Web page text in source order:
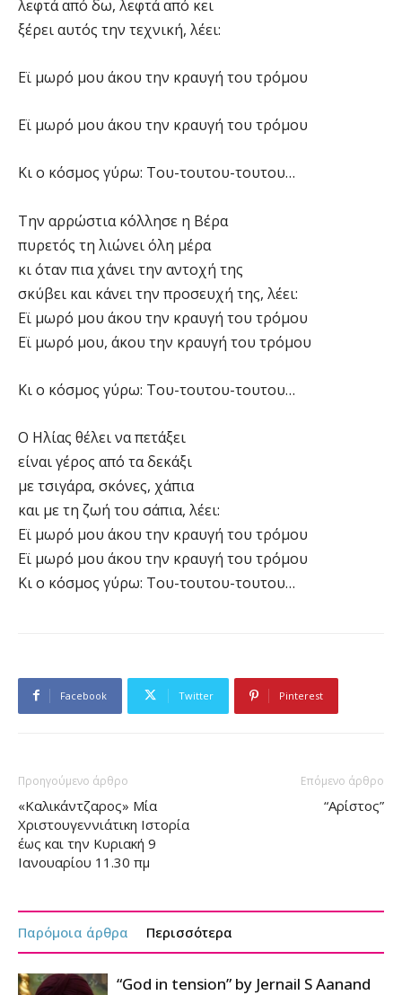
λεφτά από δω, λεφτά από κει
ξέρει αυτός την τεχνική, λέει:
Εϊ μωρό μου άκου την κραυγή του τρόμου
Εϊ μωρό μου άκου την κραυγή του τρόμου
Κι ο κόσμος γύρω: Του-τουτου-τουτου…
Την αρρώστια κόλλησε η Βέρα
πυρετός τη λιώνει όλη μέρα
κι όταν πια χάνει την αντοχή της
σκύβει και κάνει την προσευχή της, λέει:
Εϊ μωρό μου άκου την κραυγή του τρόμου
Εϊ μωρό μου, άκου την κραυγή του τρόμου
Κι ο κόσμος γύρω: Toυ-τουτου-τουτου…
Ο Ηλίας θέλει να πετάξει
είναι γέρος από τα δεκάξι
με τσιγάρα, σκόνες, χάπια
και με τη ζωή του σάπια, λέει:
Εϊ μωρό μου άκου την κραυγή του τρόμου
Εϊ μωρό μου άκου την κραυγή του τρόμου
Κι ο κόσμος γύρω: Του-τουτου-τουτου…
Facebook Twitter Pinterest
Προηγούμενο άρθρο
«Καλικάντζαρος» Μία
Χριστουγεννιάτικη Ιστορία
έως και την Κυριακή 9
Ιανουαρίου 11.30 πμ
Επόμενο άρθρο
“Αρίστος”
Παρόμοια άρθρα Περισσότερα
“God in tension” by Jernail S Aanand